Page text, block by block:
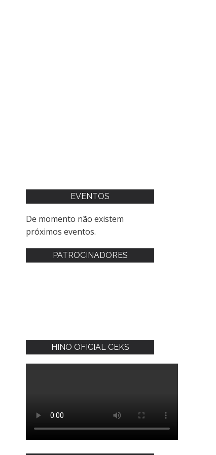
EVENTOS
De momento não existem
próximos eventos.
PATROCINADORES
HINO OFICIAL CEKS